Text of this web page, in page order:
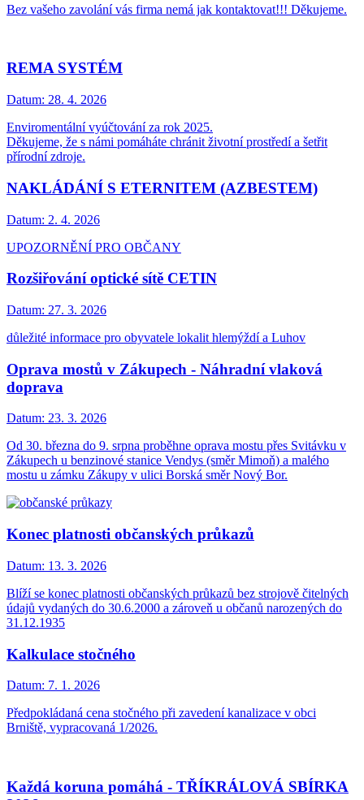
Bez vašeho zavolání vás firma nemá jak kontaktovat!!! Děkujeme.
REMA SYSTÉM
Datum: 28. 4. 2026
Enviromentální vyúčtování za rok 2025.
Děkujeme, že s námi pomáháte chránit životní prostředí a šetřit
přírodní zdroje.
NAKLÁDÁNÍ S ETERNITEM (AZBESTEM)
Datum: 2. 4. 2026
UPOZORNĚNÍ PRO OBČANY
Rozšiřování optické sítě CETIN
Datum: 27. 3. 2026
důležité informace pro obyvatele lokalit hlemýždí a Luhov
Oprava mostů v Zákupech - Náhradní vlaková
doprava
Datum: 23. 3. 2026
Od 30. března do 9. srpna proběhne oprava mostu přes Svitávku v
Zákupech u benzinové stanice Vendys (směr Mimoň) a malého
mostu u zámku Zákupy v ulici Borská směr Nový Bor.
Konec platnosti občanských průkazů
Datum: 13. 3. 2026
Blíží se konec platnosti občanských průkazů bez strojově čitelných
údajů vydaných do 30.6.2000 a zároveň u občanů narozených do
31.12.1935
Kalkulace stočného
Datum: 7. 1. 2026
Předpokládaná cena stočného při zavedení kanalizace v obci
Brniště, vypracovaná 1/2026.
Každá koruna pomáhá - TŘÍKRÁLOVÁ SBÍRKA